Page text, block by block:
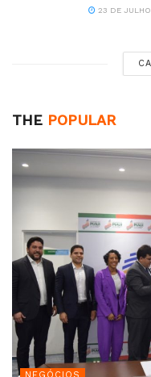
23 DE
THE POPULAR
NEGÓCIOS